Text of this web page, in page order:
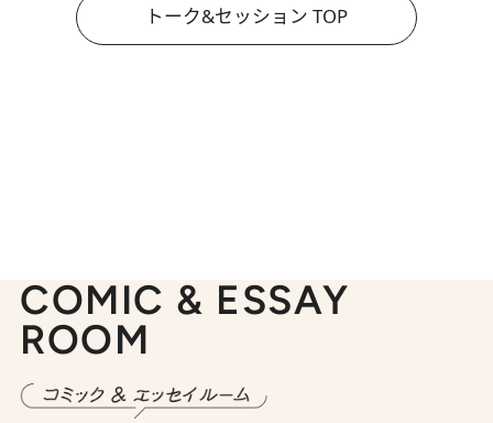
トーク&セッション TOP
COMIC & ESSAY
ROOM